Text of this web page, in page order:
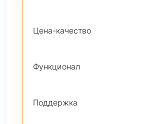
Цена-качество
Функционал
Поддержка